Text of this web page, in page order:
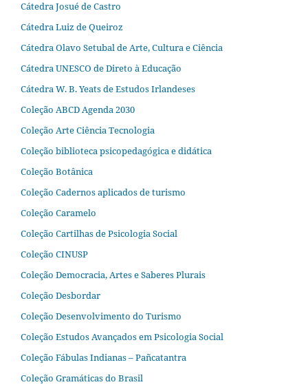
Cátedra Josué de Castro
Cátedra Luiz de Queiroz
Cátedra Olavo Setubal de Arte, Cultura e Ciência
Cátedra UNESCO de Direto à Educação
Cátedra W. B. Yeats de Estudos Irlandeses
Coleção ABCD Agenda 2030
Coleção Arte Ciência Tecnologia
Coleção biblioteca psicopedagógica e didática
Coleção Botânica
Coleção Cadernos aplicados de turismo
Coleção Caramelo
Coleção Cartilhas de Psicologia Social
Coleção CINUSP
Coleção Democracia, Artes e Saberes Plurais
Coleção Desbordar
Coleção Desenvolvimento do Turismo
Coleção Estudos Avançados em Psicologia Social
Coleção Fábulas Indianas – Pañcatantra
Coleção Gramáticas do Brasil